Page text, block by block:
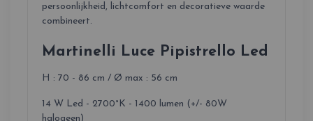
persoonlijkheid, lichtcomfort en decoratieve waarde
combineert.
Martinelli Luce Pipistrello Led
H : 70 - 86 cm / Ø max : 56 cm
14 W Led - 2700°K - 1400 lumen (+/- 80W
halogeen)